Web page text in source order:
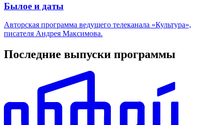
Былое и даты
Авторская программа ведущего телеканала «Культура»,
писателя Андрея Максимова.
Последние выпуски программы